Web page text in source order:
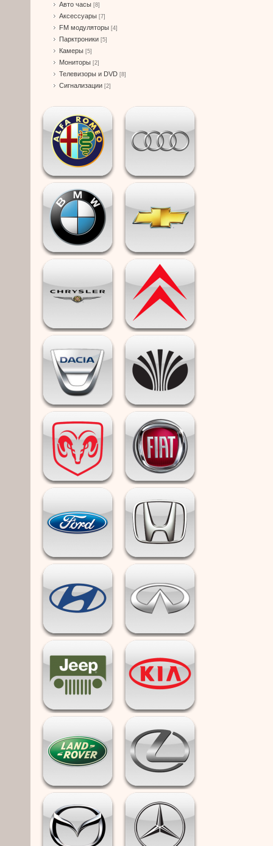
Авто часы [8]
Аксессуары [7]
FM модуляторы [4]
Парктроники [5]
Камеры [5]
Мониторы [2]
Телевизоры и DVD [8]
Сигнализации [2]